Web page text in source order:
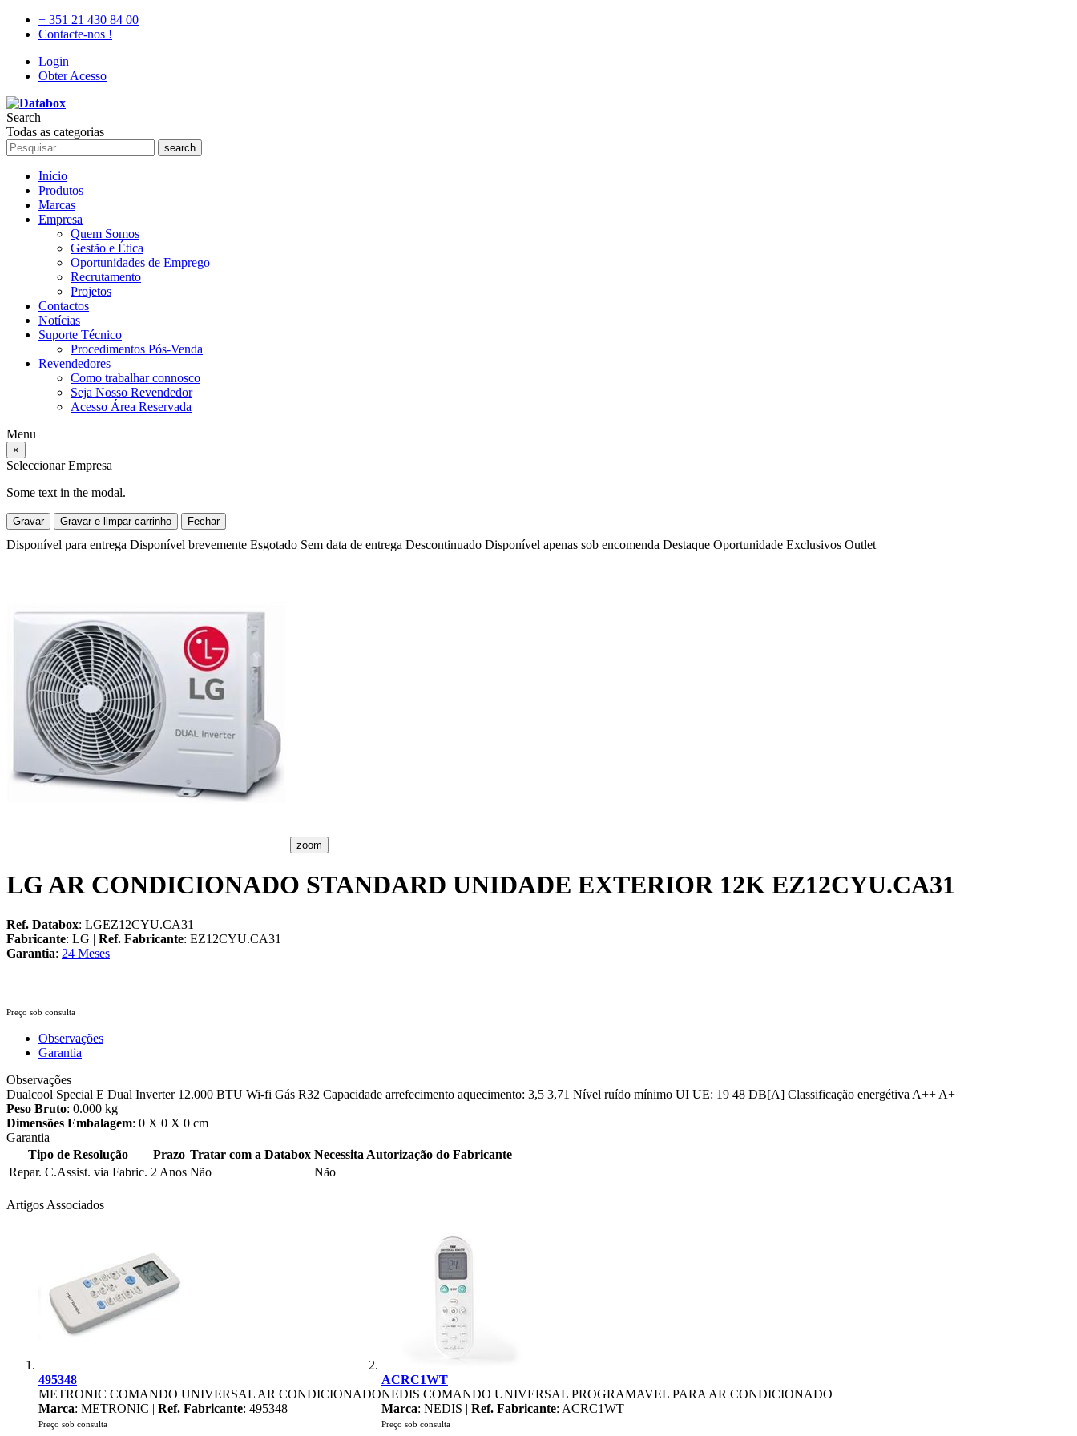
+ 351 21 430 84 00
Contacte-nos !
Login
Obter Acesso
Search
Todas as categorias
search
Início
Produtos
Marcas
Empresa
Quem Somos
Gestão e Ética
Oportunidades de Emprego
Recrutamento
Projetos
Contactos
Notícias
Suporte Técnico
Procedimentos Pós-Venda
Revendedores
Como trabalhar connosco
Seja Nosso Revendedor
Acesso Área Reservada
Menu
×
Seleccionar Empresa
Some text in the modal.
Gravar Gravar e limpar carrinho Fechar
Disponível para entrega Disponível brevemente Esgotado Sem data de entrega Descontinuado Disponível apenas sob encomenda Destaque Oportunidade Exclusivos Outlet
zoom
LG AR CONDICIONADO STANDARD UNIDADE EXTERIOR 12K EZ12CYU.CA31
Ref. Databox: LGEZ12CYU.CA31
Fabricante: LG | Ref. Fabricante: EZ12CYU.CA31
Garantia: 24 Meses
Preço sob consulta
Observações
Garantia
Observações
Dualcool Special E Dual Inverter 12.000 BTU Wi-fi Gás R32 Capacidade arrefecimento aquecimento: 3,5 3,71 Nível ruído mínimo UI UE: 19 48 DB[A] Classificação energétiva A++ A+
Peso Bruto: 0.000 kg
Dimensões Embalagem: 0 X 0 X 0 cm
Garantia
Tipo de Resolução
Prazo Tratar com a Databox Necessita Autorização do Fabricante
Repar. C.Assist. via Fabric. 2 Anos Não Não
Artigos Associados
495348
METRONIC COMANDO UNIVERSAL AR CONDICIONADO
Marca: METRONIC | Ref. Fabricante: 495348
Preço sob consulta
ACRC1WT
NEDIS COMANDO UNIVERSAL PROGRAMAVEL PARA AR CONDICIONADO
Marca: NEDIS | Ref. Fabricante: ACRC1WT
Preço sob consulta